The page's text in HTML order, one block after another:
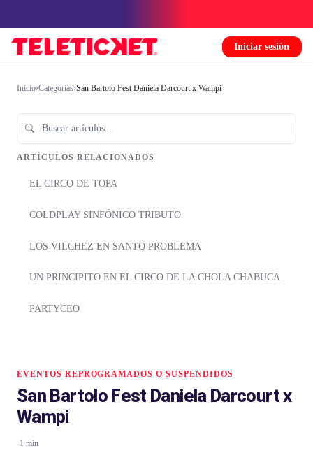
Iniciar sesión
Inicio›Categorías›San Bartolo Fest Daniela Darcourt x Wampi
ARTÍCULOS RELACIONADOS
EL CIRCO DE TOPA
COLDPLAY SINFÓNICO TRIBUTO
LOS VILCHEZ EN SANTO PROBLEMA
UN PRINCIPITO EN EL CIRCO DE LA CHOLA CHABUCA
PARTYCEO
EVENTOS REPROGRAMADOS O SUSPENDIDOS
San Bartolo Fest Daniela Darcourt x
Wampi
·1 min